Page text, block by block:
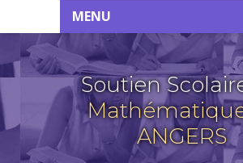
MENU
Soutien
ANGERS